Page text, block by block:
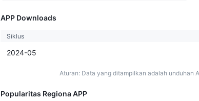
APP Downloads
Siklus
2024-05
Aturan: Data yang ditampilkan adalah unduhan
Popularitas Regiona APP